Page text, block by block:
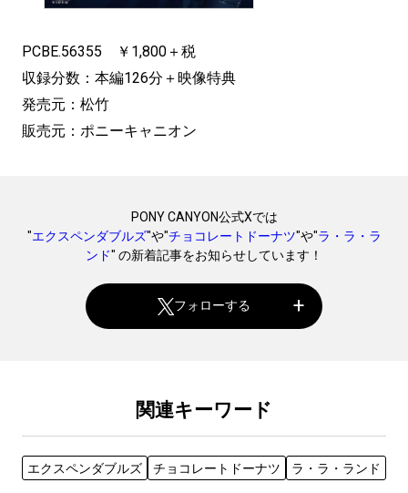
PCBE.56355 ￥1,800＋税
収録分数：本編126分＋映像特典
発売元：松竹
販売元：ポニーキャニオン
PONY CANYON公式Xでは
"エクスペンダブルズ"や"チョコレートドーナツ"や"ラ・ラ・ラ
ンド" の新着記事をお知らせしています！
フォローする
関連キーワード
エクスペンダブルズ チョコレートドーナツ ラ・ラ・ランド